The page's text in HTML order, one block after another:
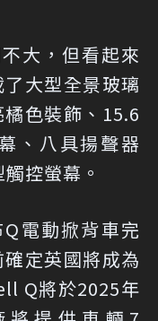
大，但看起來
大型全景玻璃
色裝飾、15.6
、八具揚聲器
控螢幕。
電動掀背車完
定英國將成為
Q將於2025年